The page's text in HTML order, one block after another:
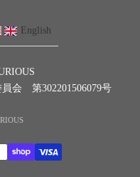
English
会 第302201506079号